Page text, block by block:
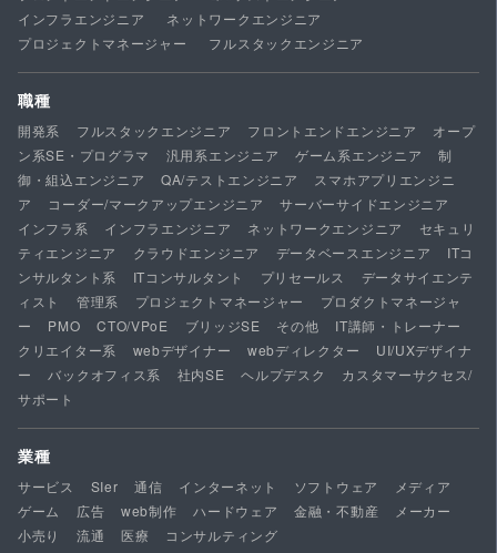
インフラエンジニア
ネットワークエンジニア
プロジェクトマネージャー
フルスタックエンジニア
職種
開発系 フルスタックエンジニア フロントエンドエンジニア
オープ
ン系SE・プログラマ
汎用系エンジニア ゲーム系エンジニア
制
御・組込エンジニア
QA/テストエンジニア
スマホアプリエンジニ
ア
コーダー/マークアップエンジニア
サーバーサイドエンジニア
インフラ系
インフラエンジニア ネットワークエンジニア
セキュリ
ティエンジニア
クラウドエンジニア データベースエンジニア
ITコ
ンサルタント系
ITコンサルタント プリセールス
データサイエンテ
ィスト
管理系 プロジェクトマネージャー
プロダクトマネージャ
ー
PMO CTO/VPoE ブリッジSE その他
IT講師・トレーナー
クリエイター系
webデザイナー webディレクター
UI/UXデザイナ
ー
バックオフィス系 社内SE ヘルプデスク
カスタマーサクセス/
サポート
業種
サービス SIer 通信 インターネット ソフトウェア
メディア
ゲーム
広告 web制作 ハードウェア 金融・不動産
メーカー
小売り
流通 医療 コンサルティング